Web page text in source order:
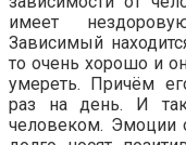
имеет
Зависимый
то очень хорошо и
умереть. Причём
раз на день. И
человеком. Эмоции